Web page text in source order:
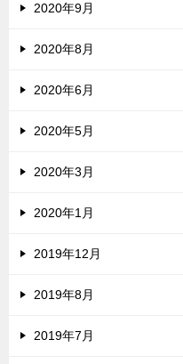
2020年9月
2020年8月
2020年6月
2020年5月
2020年3月
2020年1月
2019年12月
2019年8月
2019年7月